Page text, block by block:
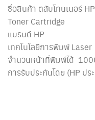
ชื่อสินค้า ตลับโทนเนอร์
Toner Cartridge
แบรนด์ HP
เทคโนโลยีการพิมพ์ Laser
จำนวนหน้าที่พิมพ์ได้
การรับประกันโดย (HP ปร